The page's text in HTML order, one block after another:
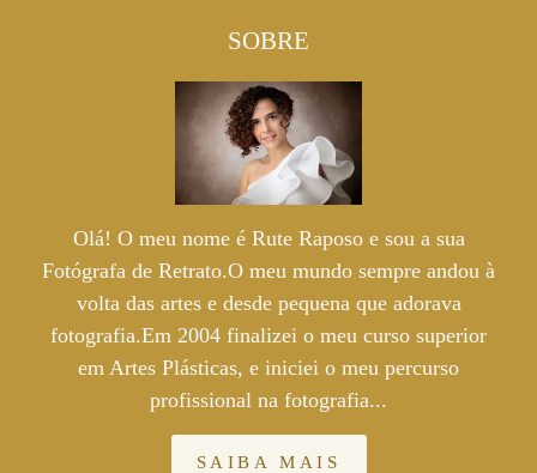
SOBRE
Olá! O meu nome é Rute Raposo e sou a sua
Fotógrafa de Retrato.O meu mundo sempre andou à
volta das artes e desde pequena que adorava
fotografia.Em 2004 finalizei o meu curso superior
em Artes Plásticas, e iniciei o meu percurso
profissional na fotografia...
SAIBA MAIS